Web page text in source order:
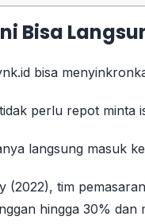
Bisa
bisa
perlu repot minta
langsung masuk
tim
hingga 30%